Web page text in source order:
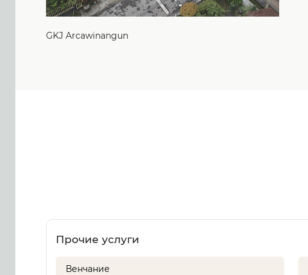
GKJ Arcawinangun
Прочие услуги
Венчание